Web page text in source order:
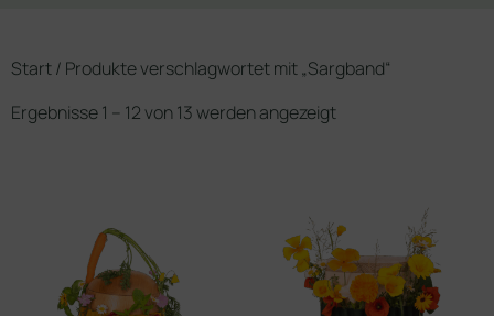
Start/ Produkte verschlagwortet mit „Sargband“
Ergebnisse 1 – 12 von 13 werden angezeigt